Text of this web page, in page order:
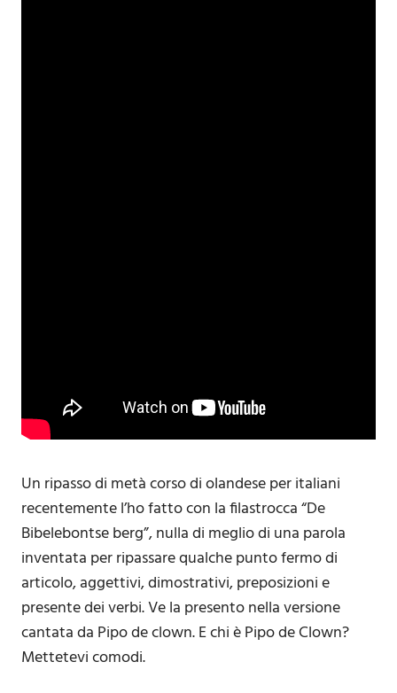
Un ripasso di metà corso di olandese per italiani
recentemente l’ho fatto con la filastrocca “De
Bibelebontse berg”, nulla di meglio di una parola
inventata per ripassare qualche punto fermo di
articolo, aggettivi, dimostrativi, preposizioni e
presente dei verbi. Ve la presento nella versione
cantata da Pipo de clown. E chi è Pipo de Clown?
Mettetevi comodi.